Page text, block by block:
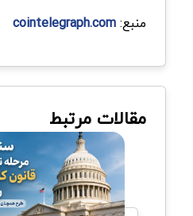
منبع:cointelegraph.com
مقالات مرتبط